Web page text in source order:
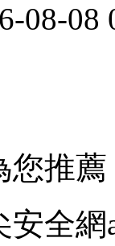
08-08
您推薦
全